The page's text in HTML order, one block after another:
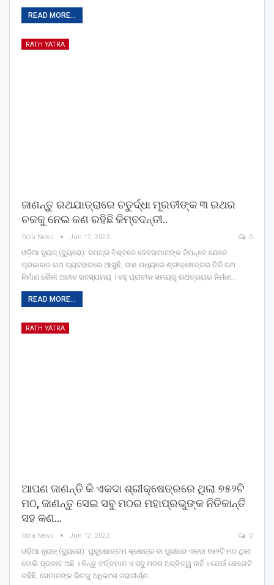
READ MORE...
RATH YATRA
ଜାଣନ୍ତୁ ରଥଯାତ୍ରାରେ ଚତୁର୍ଦ୍ଧା ମୂରତୀଙ୍କ ୩ ରଥର
ଚକକୁ ନେଇ କଣ ରହିଛି କିମ୍ବଦନ୍ତୀ..
Odia News Jun 12, 2023 0
ଓଡ଼ିଆ ନ୍ୟୁଜ୍ (ବ୍ୟୁରୋ): ସମଗ୍ର ବିଶ୍ବରେ ଦେବତାମାନଙ୍କ ନିମନ୍ତେ ଯେତେ
ପ୍ରକାରର ରଥ ବ୍ୟବହାରରେ ଆସୁଛି, ତାହା ମଧ୍ୟରେ ଶ୍ରୀକ୍ଷେତ୍ରର ତିନି ରଥ
ନିର୍ମାଣ ଶୈଳୀ ଅତୀବ ରହସ୍ୟମୟ । ବହୁ ପ୍ରାଚୀନ ସମୟରୁ ରଥତ୍ରୟର ନିର୍ମାଣ…
READ MORE...
RATH YATRA
ଆପଣ ଜାଣନ୍ତି କି ଏକଦା ଶ୍ରୀକ୍ଷେତ୍ରରେ ଥିଲା ୭୫୨ଟି
ମଠ, ଜାଣନ୍ତୁ ସେଇ ସବୁ ମଠର ମହାପ୍ରଭୁଙ୍କ ନିତିକାନ୍ତି
ସହ କଣ…
Odia News Jun 12, 2023 0
ଓଡ଼ିଆ ନ୍ୟୁଜ୍ (ବ୍ୟୁରୋ): ପୁରୁଷୋତ୍ତମ କ୍ଷେତ୍ର ବା ପୁରୀରେ ଏକଦା ୭୫୨ଟି ମଠ ଥିଲା
ବୋଲି ପ୍ରବାଦ ଅଛି । କିନ୍ତୁ ବର୍ତ୍ତମାନ ଏ ସବୁ ମଠର ଅସ୍ତିତ୍ୱ ନାହିଁ । ଯେଉଁ କେତୋଟି
ରହିଛି, ସେମାନଙ୍କ ଭିତରୁ ଅଧିକାଂଶ ଜରାଜୀର୍ଣ୍ଣ…